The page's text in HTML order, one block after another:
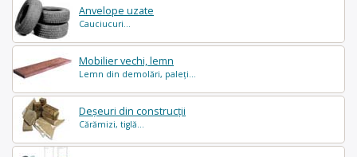
Anvelope uzate
Cauciucuri...
Mobilier vechi, lemn
Lemn din demolări, paleți...
Deșeuri din construcții
Cărămizi, tiglă...